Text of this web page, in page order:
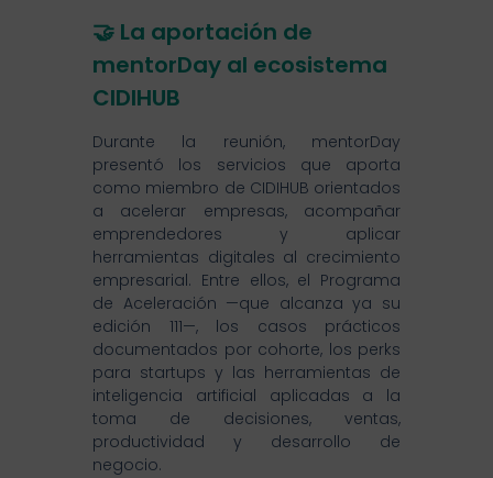
🤝 La aportación de
mentorDay al ecosistema
CIDIHUB
Durante la reunión, mentorDay
presentó los servicios que aporta
como miembro de CIDIHUB orientados
a acelerar empresas, acompañar
emprendedores y aplicar
herramientas digitales al crecimiento
empresarial. Entre ellos, el Programa
de Aceleración —que alcanza ya su
edición 111—, los casos prácticos
documentados por cohorte, los perks
para startups y las herramientas de
inteligencia artificial aplicadas a la
toma de decisiones, ventas,
productividad y desarrollo de
negocio.